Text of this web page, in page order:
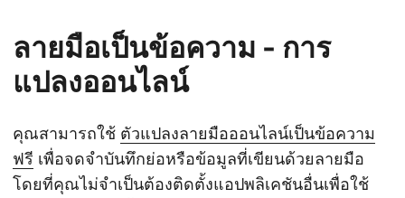
ลายมือเป็นข้อความ - การ
แปลงออนไลน์
คุณสามารถใช้ ตัวแปลงลายมือออนไลน์เป็นข้อความ
ฟรี เพื่อจดจำบันทึกย่อหรือข้อมูลที่เขียนด้วยลายมือ
โดยที่คุณไม่จำเป็นต้องติดตั้งแอปพลิเคชันอื่นเพื่อใช้